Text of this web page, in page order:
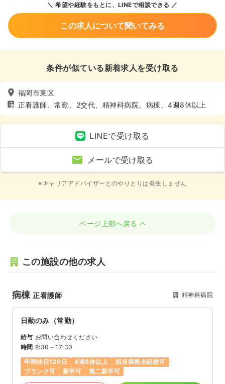
希望や経験をもとに、LINEで相談できる
この求人について聞いてみる
条件が似ている新着求人を受け取る
福岡市東区
正看護師、常勤、2交代、精神科病院、病棟、4週8休以上
LINEで受け取る
メールで受け取る
※キャリアアドバイザーとのやりとりは発生しません
ページ上部へ戻る
この施設の他の求人
病棟正看護師 精神科病院
日勤のみ（常勤）
給与 お問い合わせください
時間 8:30～17:30
年間休日120日
4週8休以上
担当業務未経験可
ブランク可
新卒可 第二新卒可